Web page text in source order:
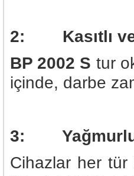
2: Kasıtlı ve
BP 2002 S tur
içinde, darbe
3: Yağmurlu,
Cihazlar her tür